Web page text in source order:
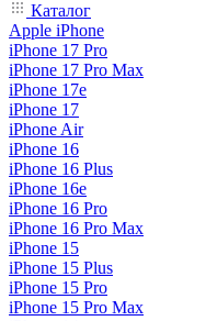
Каталог
Apple iPhone
iPhone 17 Pro
iPhone 17 Pro Max
iPhone 17e
iPhone 17
iPhone Air
iPhone 16
iPhone 16 Plus
iPhone 16e
iPhone 16 Pro
iPhone 16 Pro Max
iPhone 15
iPhone 15 Plus
iPhone 15 Pro
iPhone 15 Pro Max